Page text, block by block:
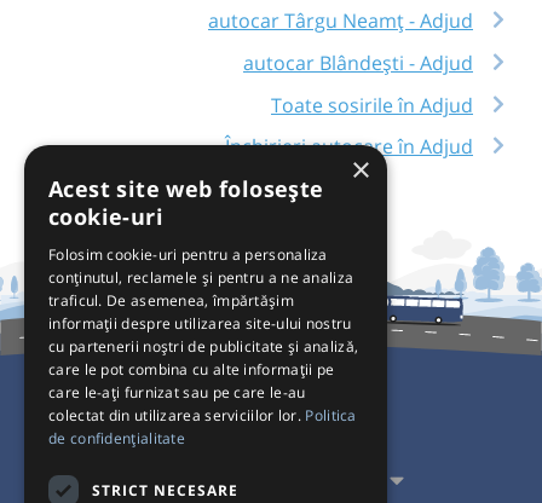
autocar Târgu Neamț - Adjud
autocar Blândești - Adjud
Toate sosirile în Adjud
Închirieri autocare în Adjud
Pentru Călători
Pentru Transportatori
×
Acest site web folosește
cookie-uri
Folosim cookie-uri pentru a personaliza
conținutul, reclamele și pentru a ne analiza
traficul. De asemenea, împărtășim
informații despre utilizarea site-ului nostru
cu partenerii noștri de publicitate și analiză,
care le pot combina cu alte informații pe
care le-ați furnizat sau pe care le-au
colectat din utilizarea serviciilor lor. Politica
de confidențialitate
STRICT NECESARE